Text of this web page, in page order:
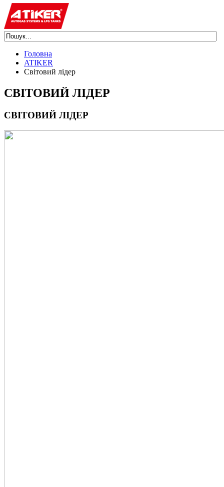
Головна
ATIKER
Світовий лідер
СВІТОВИЙ ЛІДЕР
СВІТОВИЙ ЛІДЕР